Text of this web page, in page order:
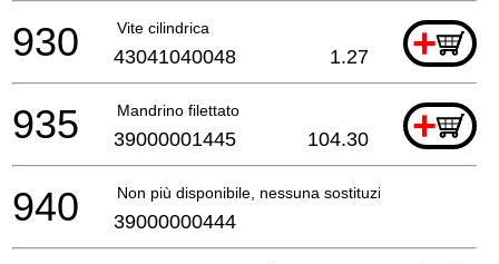
Vite cilindrica +
930 43041040048 1.27
Mandrino filettato +
935 39000001445 104.30
Non più disponibile, nessuna sostituzione
940 39000000444